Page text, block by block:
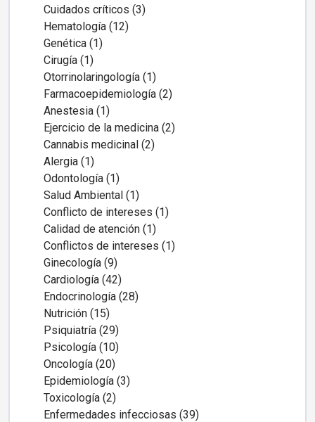
Cuidados críticos (3)
Hematología (12)
Genética (1)
Cirugía (1)
Otorrinolaringología (1)
Farmacoepidemiología (2)
Anestesia (1)
Ejercicio de la medicina (2)
Cannabis medicinal (2)
Alergia (1)
Odontología (1)
Salud Ambiental (1)
Conflicto de intereses (1)
Calidad de atención (1)
Conflictos de intereses (1)
Ginecología (9)
Cardiología (42)
Endocrinología (28)
Nutrición (15)
Psiquiatría (29)
Psicología (10)
Oncología (20)
Epidemiología (3)
Toxicología (2)
Enfermedades infecciosas (39)